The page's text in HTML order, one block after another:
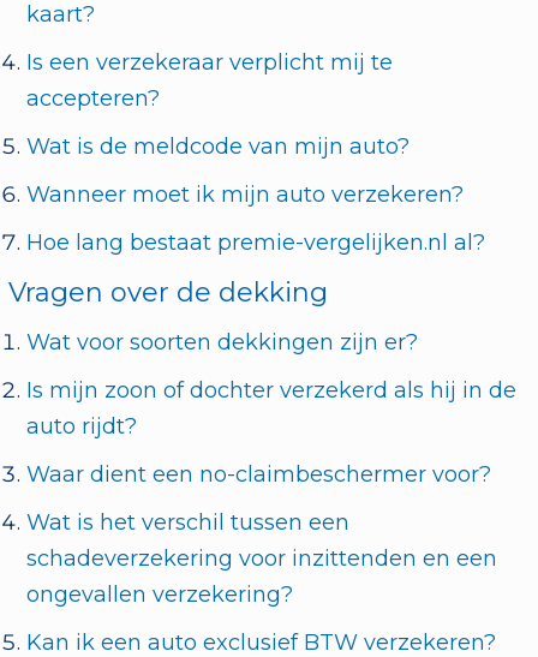
kaart?
Is een verzekeraar verplicht mij te
accepteren?
Wat is de meldcode van mijn auto?
Wanneer moet ik mijn auto verzekeren?
Hoe lang bestaat premie-vergelijken.nl al?
Vragen over de dekking
Wat voor soorten dekkingen zijn er?
Is mijn zoon of dochter verzekerd als hij in de
auto rijdt?
Waar dient een no-claimbeschermer voor?
Wat is het verschil tussen een
schadeverzekering voor inzittenden en een
ongevallen verzekering?
Kan ik een auto exclusief BTW verzekeren?